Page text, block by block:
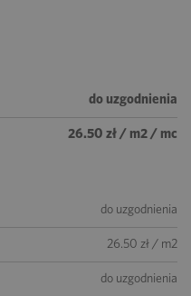
do uzgodnienia
26.50 zł / m2 / mc
do uzgodnienia
26.50 zł / m2
do uzgodnienia